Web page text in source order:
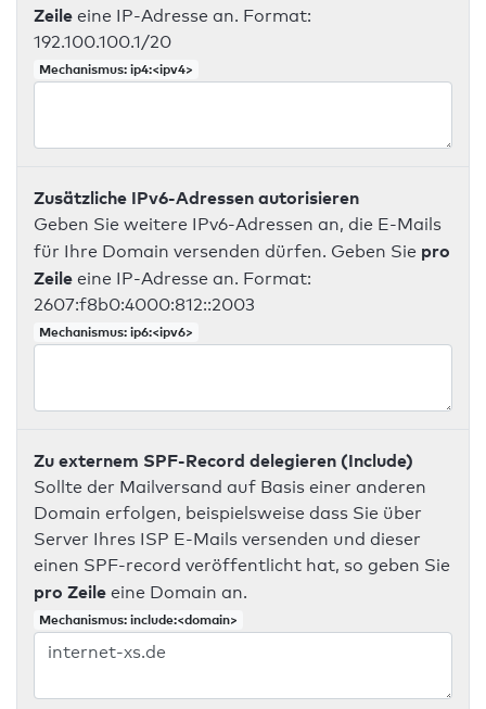
Zeile eine IP-Adresse an. Format:
192.100.100.1/20
Mechanismus: ip4:<ipv4>
Zusätzliche IPv6-Adressen autorisieren
Geben Sie weitere IPv6-Adressen an, die E-Mails
für Ihre Domain versenden dürfen. Geben Sie pro
Zeile eine IP-Adresse an. Format:
2607:f8b0:4000:812::2003
Mechanismus: ip6:<ipv6>
Zu externem SPF-Record delegieren (Include)
Sollte der Mailversand auf Basis einer anderen
Domain erfolgen, beispielsweise dass Sie über
Server Ihres ISP E-Mails versenden und dieser
einen SPF-record veröffentlicht hat, so geben Sie
pro Zeile eine Domain an.
Mechanismus: include:<domain>